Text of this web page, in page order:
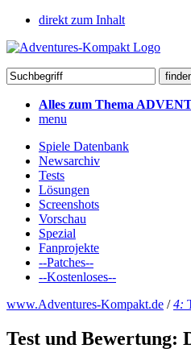
direkt zum Inhalt
Alles zum Thema
menu
Spiele Datenbank
Newsarchiv
Tests
Lösungen
Screenshots
Vorschau
Spezial
Fanprojekte
--Patches--
--Kostenloses--
www.Adventures-Kompakt.de /4:
Test und Bewertung: